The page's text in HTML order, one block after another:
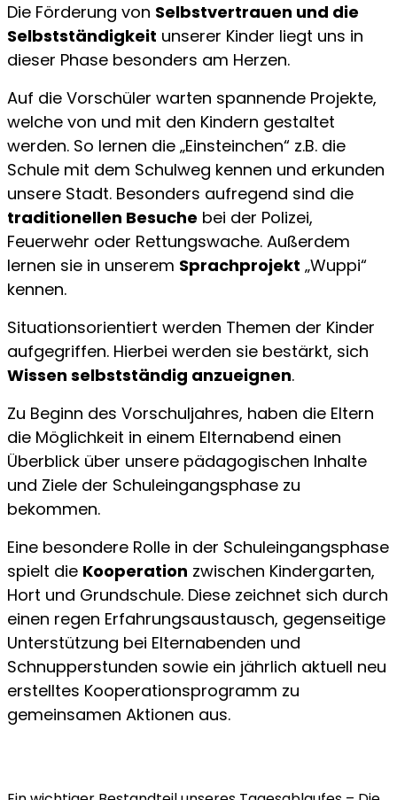
Die Förderung von Selbstvertrauen und die
Selbstständigkeit unserer Kinder liegt uns in
dieser Phase besonders am Herzen.
Auf die Vorschüler warten spannende Projekte,
welche von und mit den Kindern gestaltet
werden. So lernen die „Einsteinchen“ z.B. die
Schule mit dem Schulweg kennen und erkunden
unsere Stadt. Besonders aufregend sind die
traditionellen Besuche bei der Polizei,
Feuerwehr oder Rettungswache. Außerdem
lernen sie in unserem Sprachprojekt „Wuppi“
kennen.
Situationsorientiert werden Themen der Kinder
aufgegriffen. Hierbei werden sie bestärkt, sich
Wissen selbstständig anzueignen.
Zu Beginn des Vorschuljahres, haben die Eltern
die Möglichkeit in einem Elternabend einen
Überblick über unsere pädagogischen Inhalte
und Ziele der Schuleingangsphase zu
bekommen.
Eine besondere Rolle in der Schuleingangsphase
spielt die Kooperation zwischen Kindergarten,
Hort und Grundschule. Diese zeichnet sich durch
einen regen Erfahrungsaustausch, gegenseitige
Unterstützung bei Elternabenden und
Schnupperstunden sowie ein jährlich aktuell neu
erstelltes Kooperationsprogramm zu
gemeinsamen Aktionen aus.